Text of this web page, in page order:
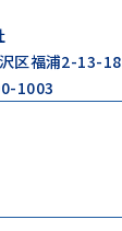
区福浦2-13-18
1003